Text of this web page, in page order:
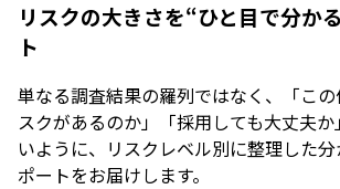
リスクの大きさを“ひと目で分か
ト
単なる調査結果の羅列ではなく、「こ
スクがあるのか」「採用しても大丈夫
いように、リスクレベル別に整理した
ポートをお届けします。